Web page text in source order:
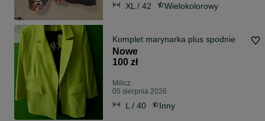
XL / 42 Wielokolorowy
Komplet marynarka plus spodnie
Nowe
100 zł
Milicz
05 sierpnia 2026
L / 40 Inny